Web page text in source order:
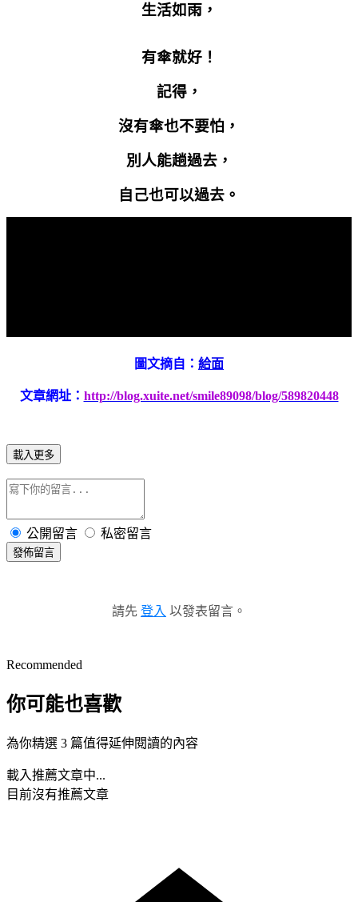
生活如雨，
有傘就好！
記得，
沒有傘也不要怕，
別人能趟過去，
自己也可以過去。
圖文摘自： 給面
文章網址： http://blog.xuite.net/smile89098/blog/589820448
載入更多
公開留言 私密留言
發佈留言
請先 登入 以發表留言。
Recommended
你可能也喜歡
為你精選 3 篇值得延伸閱讀的內容
載入推薦文章中...
目前沒有推薦文章